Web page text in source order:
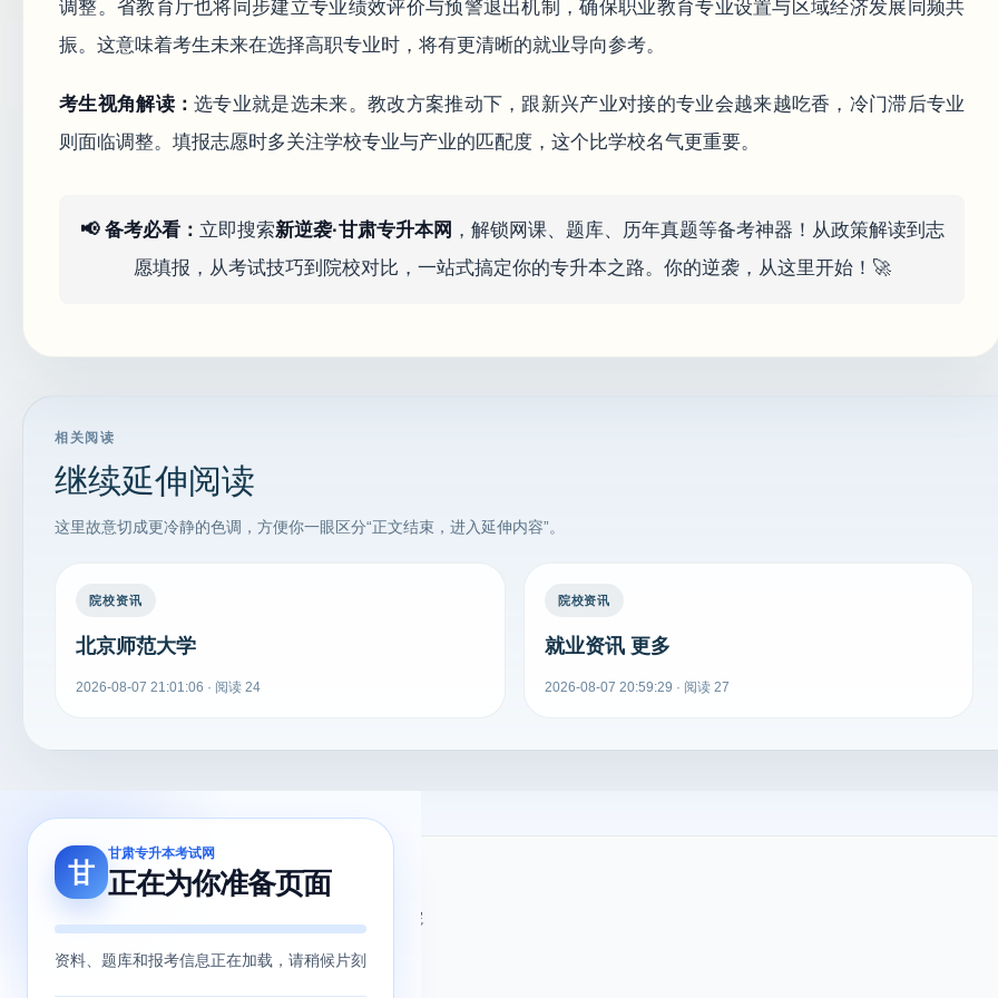
调整。省教育厅也将同步建立专业绩效评价与预警退出机制，确保职业教育专业设置与区域经济发展同频共
振。这意味着考生未来在选择高职专业时，将有更清晰的就业导向参考。
考生视角解读：选专业就是选未来。教改方案推动下，跟新兴产业对接的专业会越来越吃香，冷门滞后专业
则面临调整。填报志愿时多关注学校专业与产业的匹配度，这个比学校名气更重要。
📢 备考必看： 立即搜索新逆袭·甘肃专升本网 ，解锁网课、题库、历年真题等备考神器！从政策解读到志
愿填报，从考试技巧到院校对比，一站式搞定你的专升本之路。你的逆袭，从这里开始！🚀
相关阅读
继续延伸阅读
这里故意切成更冷静的色调，方便你一眼区分“正文结束，进入延伸内容”。
院校资讯
北京师范大学
2026-08-07 21:01:06 · 阅读 24
院校资讯
就业资讯 更多
2026-08-07 20:59:29 · 阅读 27
甘
甘肃专升本考试网
正在为你准备页面
资料、题库和报考信息正在加载，请稍候片刻
关于我们
用户协议
隐私政策
友情链接
甘肃省教育考试院
甘肃省教育厅
北辰留学教育